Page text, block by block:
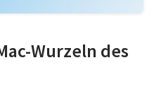
Wurzeln des